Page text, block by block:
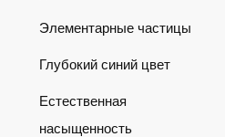
Элементарные частицы
Глубокий синий цвет
Естественная
насыщенность